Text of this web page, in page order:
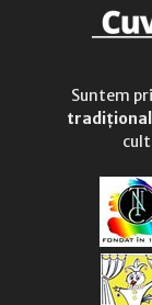
Suntem
tradițional